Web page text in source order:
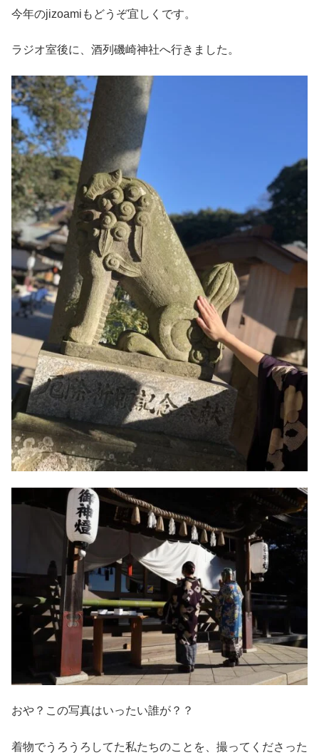
今年のjizoamiもどうぞ宜しくです。
ラジオ室後に、酒列磯崎神社へ行きました。
おや？この写真はいったい誰が？？
着物でうろうろしてた私たちのことを、撮ってくださった